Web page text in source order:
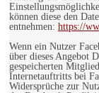
können diese den
entnehmen: https://
Wenn ein Nutzer
über dieses Angebot
gespeicherten
Internetauftritts bei
Widersprüche zur